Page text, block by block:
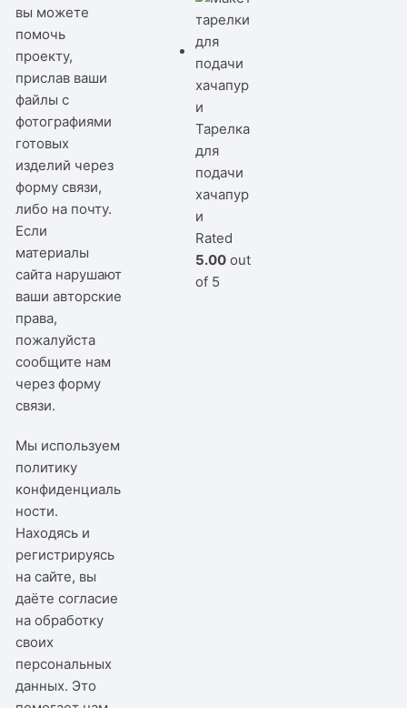
вы можете
помочь
проекту,
прислав ваши
файлы с
фотографиями
готовых
изделий через
форму связи,
либо на почту.
Если
материалы
сайта нарушают
ваши авторские
права,
пожалуйста
сообщите нам
черезформу
связи.
Мы используем
политику
конфиденциаль
ности.
Находясь и
регистрируясь
на сайте, вы
даёте согласие
на обработку
своих
персональных
данных. Это
Тарелка
для
подачи
хачапур
и
Rated
5.00 out
of 5